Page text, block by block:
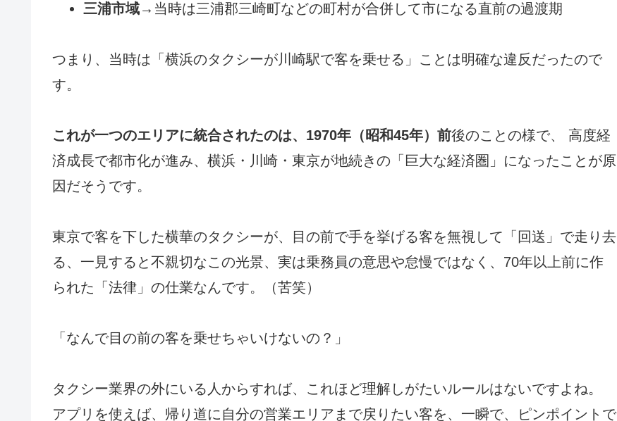
三浦市域→ 当時は三浦郡三崎町などの町村が合併して市になる直前の過渡期
つまり、当時は「横浜のタクシーが川崎駅で客を乗せる」ことは明確な違反だったので
す。
これが一つのエリアに統合されたのは、1970年（昭和45年）前後のことの様で、 高度経
済成長で都市化が進み、横浜・川崎・東京が地続きの「巨大な経済圏」になったことが原
因だそうです。
東京で客を下した横華のタクシーが、目の前で手を挙げる客を無視して「回送」で走り去
る、一見すると不親切なこの光景、実は乗務員の意思や怠慢ではなく、70年以上前に作
られた「法律」の仕業なんです。（苦笑）
「なんで目の前の客を乗せちゃいけないの？」
タクシー業界の外にいる人からすれば、これほど理解しがたいルールはないですよね。
アプリを使えば、帰り道に自分の営業エリアまで戻りたい客を、一瞬で、ピンポイントで